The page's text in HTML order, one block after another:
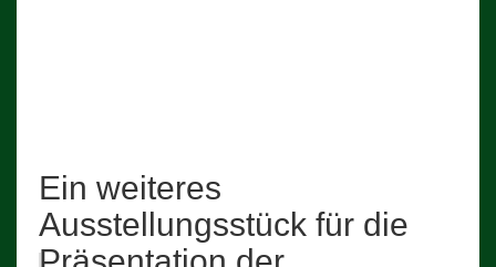
Ein weiteres
Ausstellungsstück für die